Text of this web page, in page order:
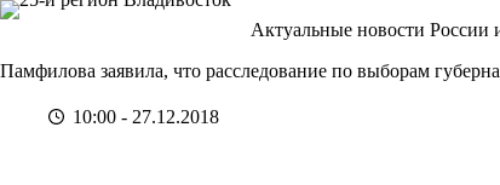
Перейти
Актуальные новости России
Памфилова заявила, что расследование по выборам
10:00 - 27.12.2018